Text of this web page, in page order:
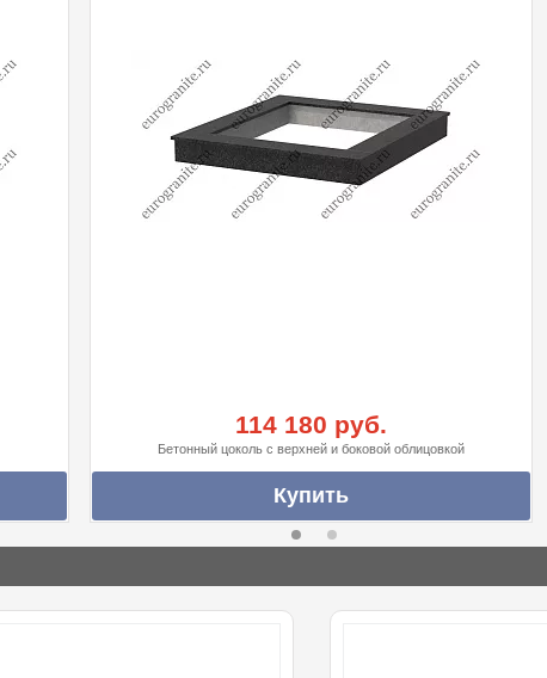
114 180 руб.
Бетонный цоколь с верхней и боковой облицовкой